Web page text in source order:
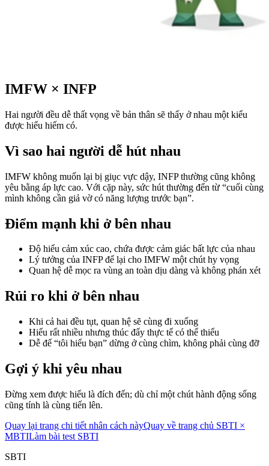
IMFW × INFP
Hai người đều dễ thất vọng về bản thân sẽ thấy ở nhau một kiểu
được hiểu hiếm có.
Vì sao hai người dễ hút nhau
IMFW không muốn lại bị giục vực dậy, INFP thường cũng không
yêu bằng áp lực cao. Với cặp này, sức hút thường đến từ “cuối cùng
mình không cần giả vờ có năng lượng trước bạn”.
Điểm mạnh khi ở bên nhau
Độ hiểu cảm xúc cao, chứa được cảm giác bất lực của nhau
Lý tưởng của INFP để lại cho IMFW một chút hy vọng
Quan hệ dễ mọc ra vùng an toàn dịu dàng và không phán xét
Rủi ro khi ở bên nhau
Khi cả hai đều tụt, quan hệ sẽ cùng đi xuống
Hiểu rất nhiều nhưng thúc đẩy thực tế có thể thiếu
Dễ để “tôi hiểu bạn” dừng ở cùng chìm, không phải cùng đỡ
Gợi ý khi yêu nhau
Đừng xem được hiểu là đích đến; dù chỉ một chút hành động sống
cũng tính là cùng tiến lên.
Quay lại trang chi tiết nhân cách nàyQuay về trang chủ SBTI ×
MBTILàm bài test SBTI
SBTI